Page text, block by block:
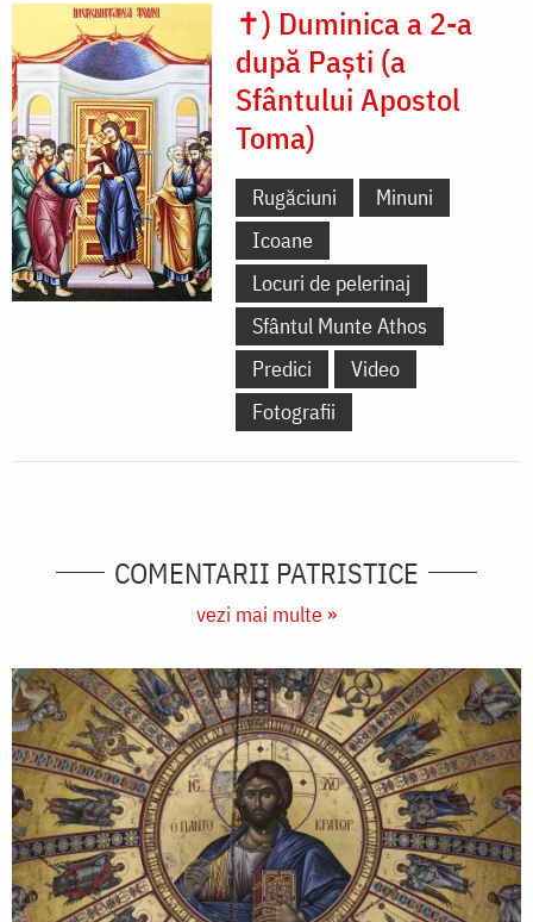
✝) Duminica a 2-a
după Paști (a
Sfântului Apostol
Toma)
Rugăciuni
Minuni
Icoane
Locuri de pelerinaj
Sfântul Munte Athos
Predici
Video
Fotografii
COMENTARII PATRISTICE
vezi mai multe »